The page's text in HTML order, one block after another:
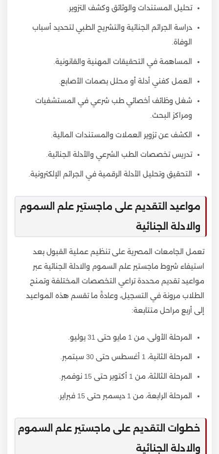
تحليل المستندات والوثائق وكشف التزوير.
دراسة الجرائم الجنائية والتشريح الطبي لتحديد أسباب
الوفاة.
المساهمة في التحقيقات المهنية والقانونية.
العمل كفني أدلة أو محلل بصمات الأصابع.
شغل وظائف أخصائي طب شرعي في المستشفيات
ومراكز البحث.
الكشف عن تزوير العملات والمستندات المالية.
تدريس تخصصات الطب الشرعي والأدلة الجنائية.
التحقيق وتحليل الأدلة الرقمية في الجرائم الإلكترونية.
مواعيد التقديم على ماجستير علم السموم
والادلة الجنائية
تعمل الجامعات المصرية على تنظيم عملية القبول بعد
استيفاء شروط ماجستير علم السموم والادلة الجنائية عبر
مواعيد تقديم محددة تراعي التخصصات المختلفة وتمنح
الطلاب مرونة في التسجيل، وعادةً ما تقسم هذه المواعيد
إلى أربع مراحل متتابعة:
المرحلة الأولى، من 1 مايو حتى 31 يوليو.
المرحلة الثانية، 1 أغسطس حتى 30 سبتمبر.
المرحلة الثالثة، من 1 أكتوبر حتى 15 نوفمبر.
المرحلة الرابعة، من 1 ديسمبر حتى 15 فبراير.
خطوات التقديم على ماجستير علم السموم
والادلة الجنائية